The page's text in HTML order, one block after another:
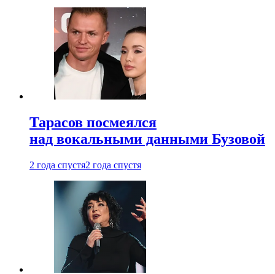
Тарасов посмеялся
над вокальными данными Бузовой
2 года спустя2 года спустя